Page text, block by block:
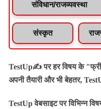
संविधान/राजव्यवस्था
संस्कृत
TestUp✍️ पर हर विषय के
अपनी तैयारी और भी बेहतर,
TestUp वेबसाइट पर विभिन्न